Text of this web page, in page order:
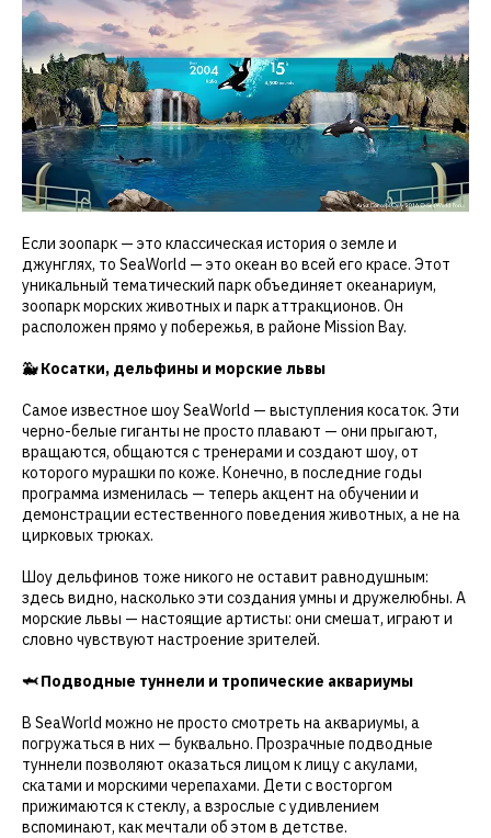
Если зоопарк — это классическая история о земле и
джунглях, то SeaWorld — это океан во всей его красе. Этот
уникальный тематический парк объединяет океанариум,
зоопарк морских животных и парк аттракционов. Он
расположен прямо у побережья, в районе Mission Bay.
🐳 Косатки, дельфины и морские львы
Самое известное шоу SeaWorld — выступления косаток. Эти
черно-белые гиганты не просто плавают — они прыгают,
вращаются, общаются с тренерами и создают шоу, от
которого мурашки по коже. Конечно, в последние годы
программа изменилась — теперь акцент на обучении и
демонстрации естественного поведения животных, а не на
цирковых трюках.
Шоу дельфинов тоже никого не оставит равнодушным:
здесь видно, насколько эти создания умны и дружелюбны. А
морские львы — настоящие артисты: они смешат, играют и
словно чувствуют настроение зрителей.
🦈 Подводные туннели и тропические аквариумы
В SeaWorld можно не просто смотреть на аквариумы, а
погружаться в них — буквально. Прозрачные подводные
туннели позволяют оказаться лицом к лицу с акулами,
скатами и морскими черепахами. Дети с восторгом
прижимаются к стеклу, а взрослые с удивлением
вспоминают, как мечтали об этом в детстве.